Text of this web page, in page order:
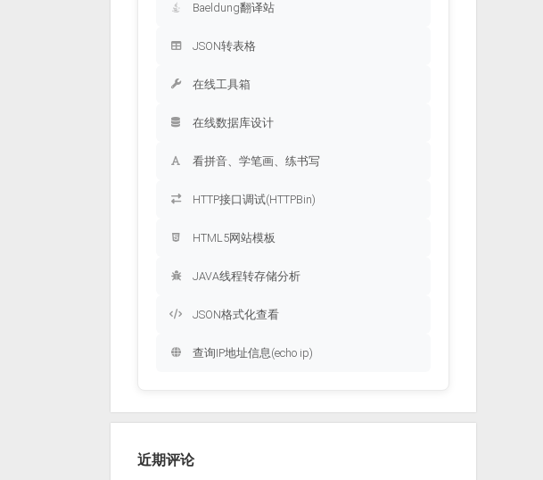
Baeldung翻译站
JSON转表格
在线工具箱
在线数据库设计
看拼音、学笔画、练书写
HTTP接口调试(HTTPBin)
HTML5网站模板
JAVA线程转存储分析
JSON格式化查看
查询IP地址信息(echo ip)
近期评论